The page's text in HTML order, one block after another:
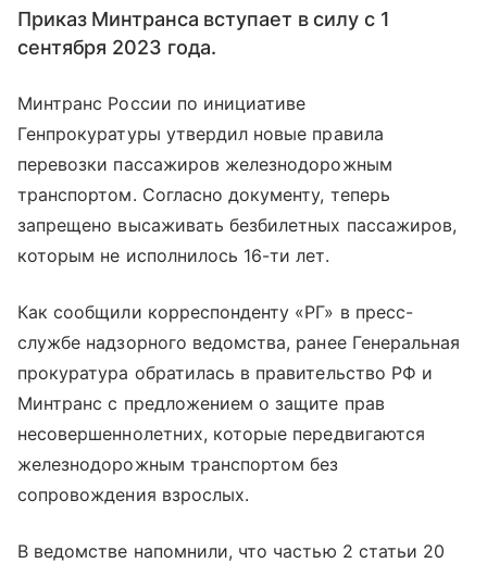
Приказ Минтранса вступает в силу с 1
сентября 2023 года.
Минтранс России по инициативе
Генпрокуратуры утвердил новые правила
перевозки пассажиров железнодорожным
транспортом. Согласно документу, теперь
запрещено высаживать безбилетных пассажиров,
которым не исполнилось 16-ти лет.
Как сообщили корреспонденту «РГ» в пресс-
службе надзорного ведомства, ранее Генеральная
прокуратура обратилась в правительство РФ и
Минтранс с предложением о защите прав
несовершеннолетних, которые передвигаются
железнодорожным транспортом без
сопровождения взрослых.
В ведомстве напомнили, что частью 2 статьи 20